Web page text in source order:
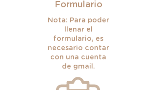
Formulario
Nota: Para poder
llenar el
formulario, es
necesario contar
con una cuenta
de gmail.